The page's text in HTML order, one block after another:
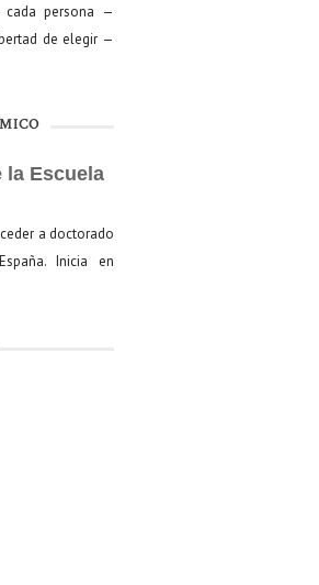
persona —
de elegir —
la Escuela
a doctorado
Inicia en